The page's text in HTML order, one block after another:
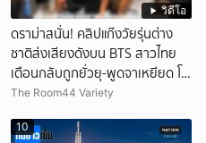
วิดีโอ
ดราม่าสนั่น! คลิปแก๊งวัยรุ่นต่าง
ชาติส่งเสียงดังบน BTS สาวไทย
เตือนกลับถูกยั่วยุ-พูดจาเหยียด โซ
เชียลวิจารณ์เดือด
The Room44 Variety
10